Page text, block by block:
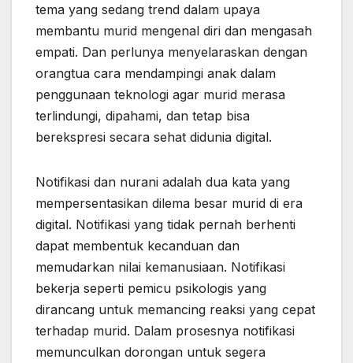
tema yang sedang trend dalam upaya
membantu murid mengenal diri dan mengasah
empati. Dan perlunya menyelaraskan dengan
orangtua cara mendampingi anak dalam
penggunaan teknologi agar murid merasa
terlindungi, dipahami, dan tetap bisa
berekspresi secara sehat didunia digital.
Notifikasi dan nurani adalah dua kata yang
mempersentasikan dilema besar murid di era
digital. Notifikasi yang tidak pernah berhenti
dapat membentuk kecanduan dan
memudarkan nilai kemanusiaan. Notifikasi
bekerja seperti pemicu psikologis yang
dirancang untuk memancing reaksi yang cepat
terhadap murid. Dalam prosesnya notifikasi
memunculkan dorongan untuk segera